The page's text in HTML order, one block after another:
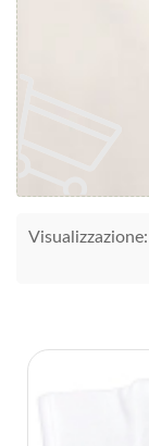
Visualizzazione: